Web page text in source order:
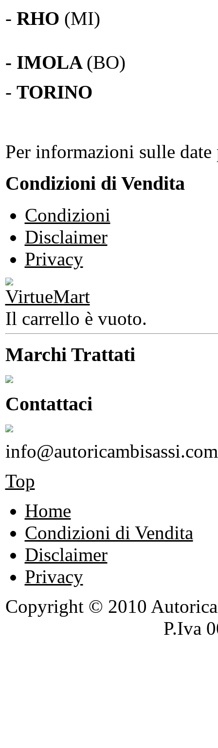
- RHO (MI)
- IMOLA (BO)
- TORINO
Per informazioni sulle
Condizioni di Vendita
Condizioni
Disclaimer
Privacy
Il carrello è vuoto.
Marchi Trattati
Contattaci
info@autoricambisassi.com
Top
Home
Condizioni di Vendita
Disclaimer
Privacy
Copyright © 2010
P.Iva